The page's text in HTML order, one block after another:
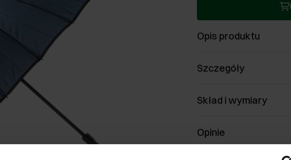
Opis produktu
Szczegóły
Skład i wymiary
Opinie